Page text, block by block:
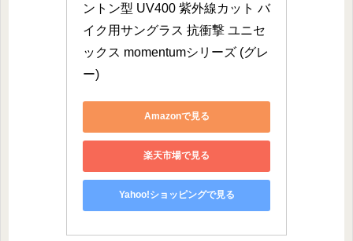
ントン型 UV400 紫外線カット バ
イク用サングラス 抗衝撃 ユニセ
ックス momentumシリーズ (グレ
ー)
Amazonで見る
楽天市場で見る
Yahoo!ショッピングで見る